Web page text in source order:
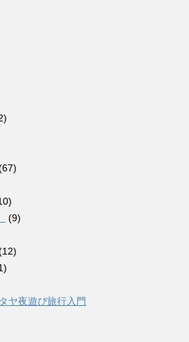
(9)
ヤ夜遊び旅行入門